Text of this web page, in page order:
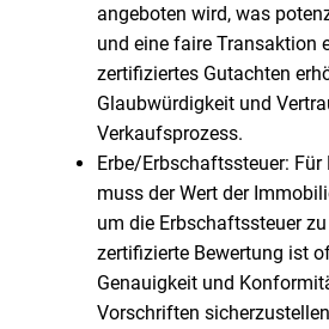
angeboten wird, was
und eine faire Transaktion
zertifiziertes Gutachten
Glaubwürdigkeit und
Verkaufsprozess.
Erbe/Erbschaftssteuer:
muss der Wert der
um die Erbschaftssteuer
zertifizierte Bewertung ist
Genauigkeit und
Vorschriften